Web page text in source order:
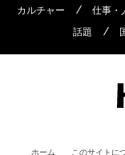
カルチャー
仕事・
話題
ホーム このサイトに